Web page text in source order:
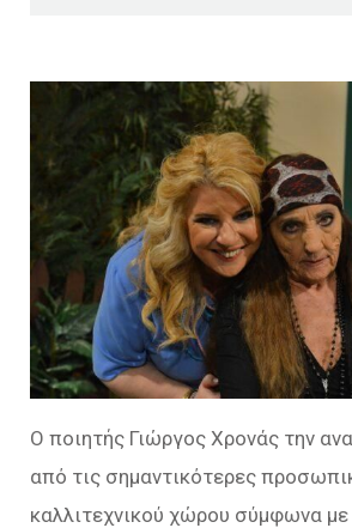
Ο ποιητής Γιώργος Χρονάς την
από τις σημαντικότερες
καλλιτεχνικού χώρου σύμφωνα με